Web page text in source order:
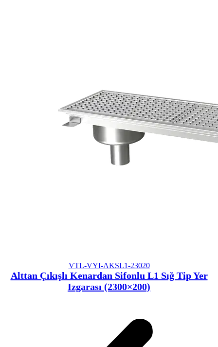
VTL-VYI-AKSL1-23020
Alttan Çıkışlı Kenardan Sifonlu L1 Sığ Tip Yer
Izgarası (2300×200)